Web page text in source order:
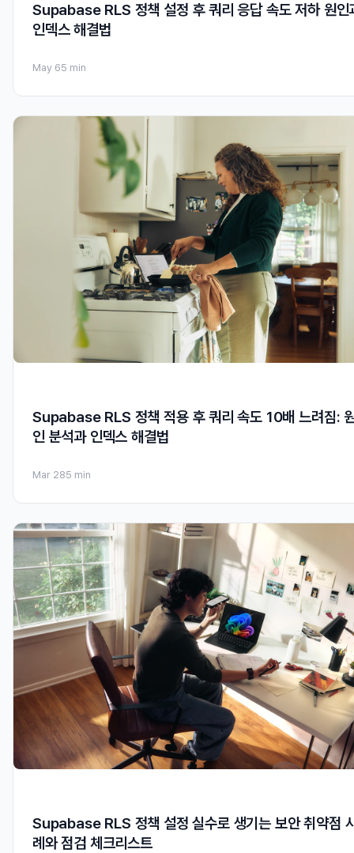
Supabase RLS 정책 설정 후 쿼리 응답 속도 저하 원인
인덱스 해결법
May 65 min
Supabase RLS 정책 적용 후 쿼리 속도 10배 느려짐:
인 분석과 인덱스 해결법
Mar 285 min
Supabase RLS 정책 설정 실수로 생기는 보안 취약점
례와 점검 체크리스트